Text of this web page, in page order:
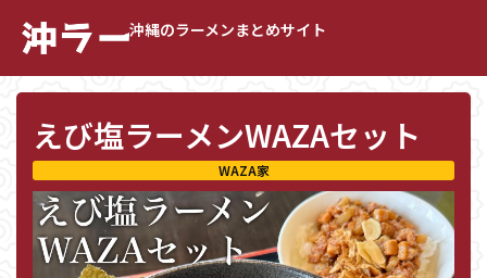
沖縄のラーメンまとめサイト
えび塩ラーメンWAZAセット
WAZA家